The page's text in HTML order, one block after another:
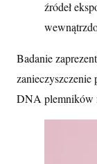
źródeł
Badanie
zanieczyszczenie
DNA plemników